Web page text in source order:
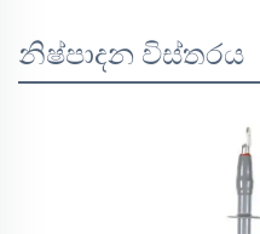
නිෂ්පාදන විස්තරය